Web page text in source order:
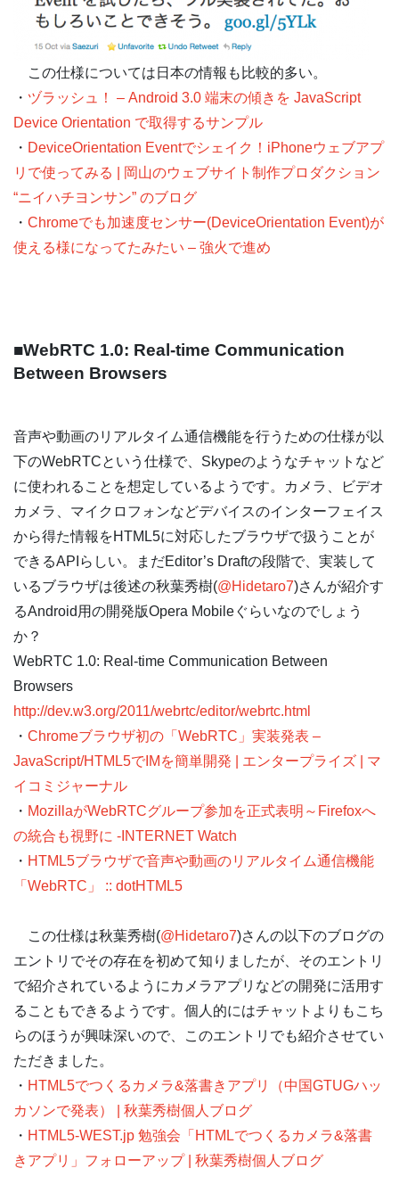
この仕様については日本の情報も比較的多い。
・ ヅラッシュ！ – Android 3.0 端末の傾きを JavaScript
Device Orientation で取得するサンプル
・ DeviceOrientation Eventでシェイク！iPhoneウェブアプ
リで使ってみる | 岡山のウェブサイト制作プロダクション
“ニイハチヨンサン” のブログ
・ Chromeでも加速度センサー(DeviceOrientation Event)が
使える様になってたみたい – 強火で進め
■WebRTC 1.0: Real-time Communication
Between Browsers
音声や動画のリアルタイム通信機能を行うための仕様が以
下のWebRTCという仕様で、Skypeのようなチャットなど
に使われることを想定しているようです。カメラ、ビデオ
カメラ、マイクロフォンなどデバイスのインターフェイス
から得た情報をHTML5に対応したブラウザで扱うことが
できるAPIらしい。まだEditor’s Draftの段階で、実装して
いるブラウザは後述の秋葉秀樹(@Hidetaro7)さんが紹介す
るAndroid用の開発版Opera Mobileぐらいなのでしょう
か？
WebRTC 1.0: Real-time Communication Between
Browsers
http://dev.w3.org/2011/webrtc/editor/webrtc.html
・ Chromeブラウザ初の「WebRTC」実装発表 –
JavaScript/HTML5でIMを簡単開発 | エンタープライズ | マ
イコミジャーナル
・ MozillaがWebRTCグループ参加を正式表明～Firefoxへ
の統合も視野に -INTERNET Watch
・ HTML5ブラウザで音声や動画のリアルタイム通信機能
「WebRTC」 :: dotHTML5
この仕様は秋葉秀樹(@Hidetaro7)さんの以下のブログの
エントリでその存在を初めて知りましたが、そのエントリ
で紹介されているようにカメラアプリなどの開発に活用す
ることもできるようです。個人的にはチャットよりもこち
らのほうが興味深いので、このエントリでも紹介させてい
ただきました。
・ HTML5でつくるカメラ&落書きアプリ（中国GTUGハッ
カソンで発表） | 秋葉秀樹個人ブログ
・ HTML5-WEST.jp 勉強会「HTMLでつくるカメラ&落書
きアプリ」フォローアップ | 秋葉秀樹個人ブログ